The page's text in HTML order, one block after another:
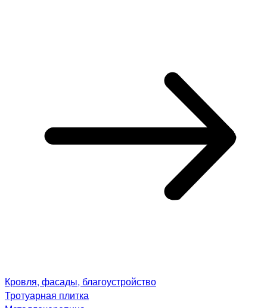
Кровля, фасады, благоустройство
Тротуарная плитка